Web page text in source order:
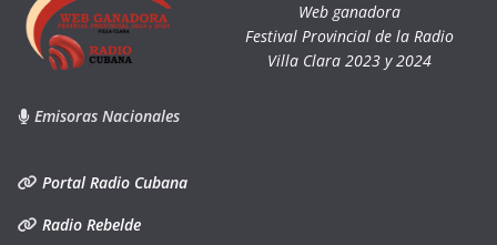
Web ganadora
Festival Provincial de la Radio
Villa Clara 2023 y 2024
Emisoras Nacionales
Portal Radio Cubana
Radio Rebelde